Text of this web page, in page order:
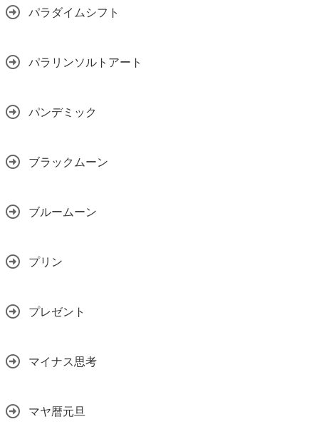
パラダイムシフト
パラリンソルトアート
パンデミック
ブラックムーン
ブルームーン
プリン
プレゼント
マイナス思考
マヤ暦元旦